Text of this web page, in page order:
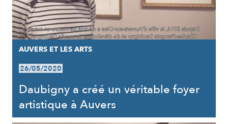
AUVERS ET LES ARTS
26/05/2020
Daubigny a créé un véritable foyer
artistique à Auvers